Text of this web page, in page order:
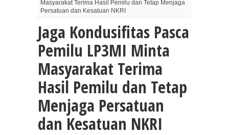
Masyarakat Terima Hasil Pemilu dan Tetap Menjaga
Persatuan dan Kesatuan NKRI
Jaga Kondusifitas Pasca
Pemilu LP3MI Minta
Masyarakat Terima
Hasil Pemilu dan Tetap
Menjaga Persatuan
dan Kesatuan NKRI